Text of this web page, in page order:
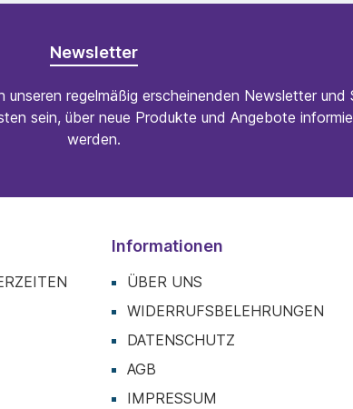
Newsletter
unseren regelmäßig erscheinenden Newsletter und
sein, über neue Produkte und Angebote
werden.
Informationen
ÜBER UNS
WIDERRUFSBELEHRUNGEN
DATENSCHUTZ
AGB
IMPRESSUM